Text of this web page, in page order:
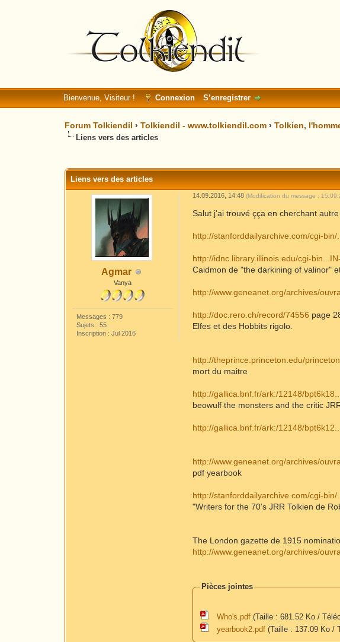
Bienvenue, Visiteur ! Connexion S’enregistrer
Forum Tolkiendil ›Tolkiendil - www.tolkiendil.com ›Tolkien,
Liens vers des articles
Liens vers des articles
Agmar
Vanya
Messages : 779
Sujets : 55
Inscription : Jul 2016
14.09.2016, 14:48(Modification du message :
Salut j'ai trouvé çça en cherchant
http://stanforddailyarchive.com/cgi-bin/
http://idnc.library.illinois.edu/cgi-
Caidmon de "the darkining of valinor"
http://www.geneanet.org/archives/
http://doc.rero.ch/record/74556 page
Elfes et des Hobbits rigolo.
http://theprince.princeton.edu/
mort du maitre
http://gallica.bnf.fr/ark:/12148/
beowulf the monsters and the critic
http://gallica.bnf.fr/ark:/12148/
http://www.geneanet.org/archives/
pdf yearbook
http://stanforddailyarchive.com/cgi-bin/
"Writers for the 70's JRR Tolkien de
The London gazette de 1915
http://www.geneanet.org/archives/
Pièces jointes
Who's.pdf (Taille : 681.52 Ko /
yearbook2.pdf (Taille : 137.09 Ko /